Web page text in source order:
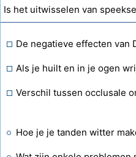
Is het uitwisselen van
De negatieve effecten van
Als je huilt en in je ogen
Verschil tussen occlusale
Hoe je je tanden witter